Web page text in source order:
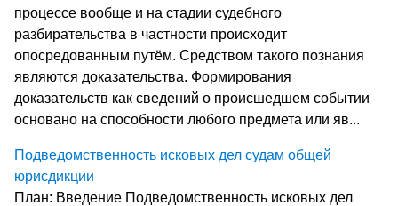
процессе вообще и на стадии судебного
разбирательства в частности происходит
опосредованным путём. Средством такого познания
являются доказательства. Формирования
доказательств как сведений о происшедшем событии
основано на способности любого предмета или яв...
Подведомственность исковых дел судам общей
юрисдикции
План: Введение Подведомственность исковых дел